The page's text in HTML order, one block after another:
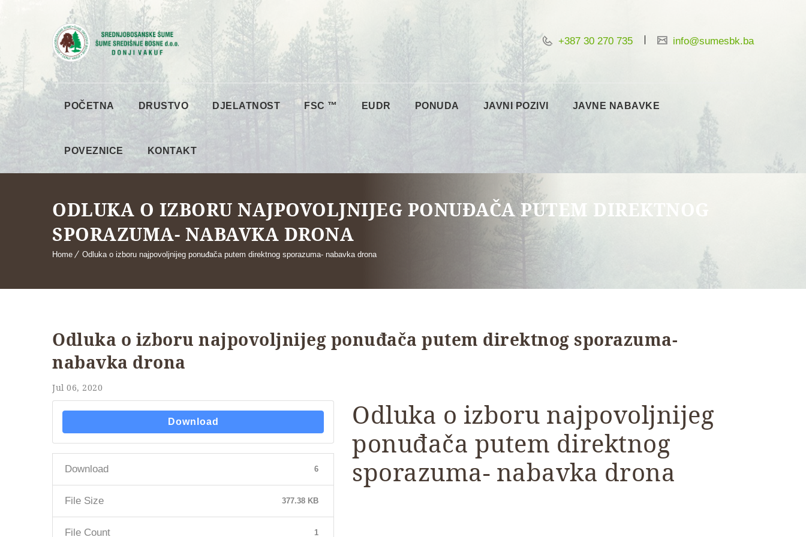
+387 30 270 735 info@sumesbk.ba
POČETNA DRUSTVO DJELATNOST FSC ™ EUDR PONUDA JAVNI POZIVI JAVNE NABAVKE
POVEZNICE KONTAKT
ODLUKA O IZBORU NAJPOVOLJNIJEG PONUĐAČA PUTEM DIREKTNOG
SPORAZUMA- NABAVKA DRONA
Home Odluka o izboru najpovoljnijeg ponuđača putem direktnog sporazuma- nabavka drona
Odluka o izboru najpovoljnijeg ponuđača putem direktnog sporazuma-
nabavka drona
Jul 06, 2020
Download
Download 6
File Size 377.38 KB
File Count 1
Odluka o izboru najpovoljnijeg
ponuđača putem direktnog
sporazuma- nabavka drona